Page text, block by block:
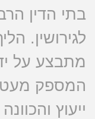
בתי הדין
לגירושין.
מתבצע על
המספק
ייעוץ